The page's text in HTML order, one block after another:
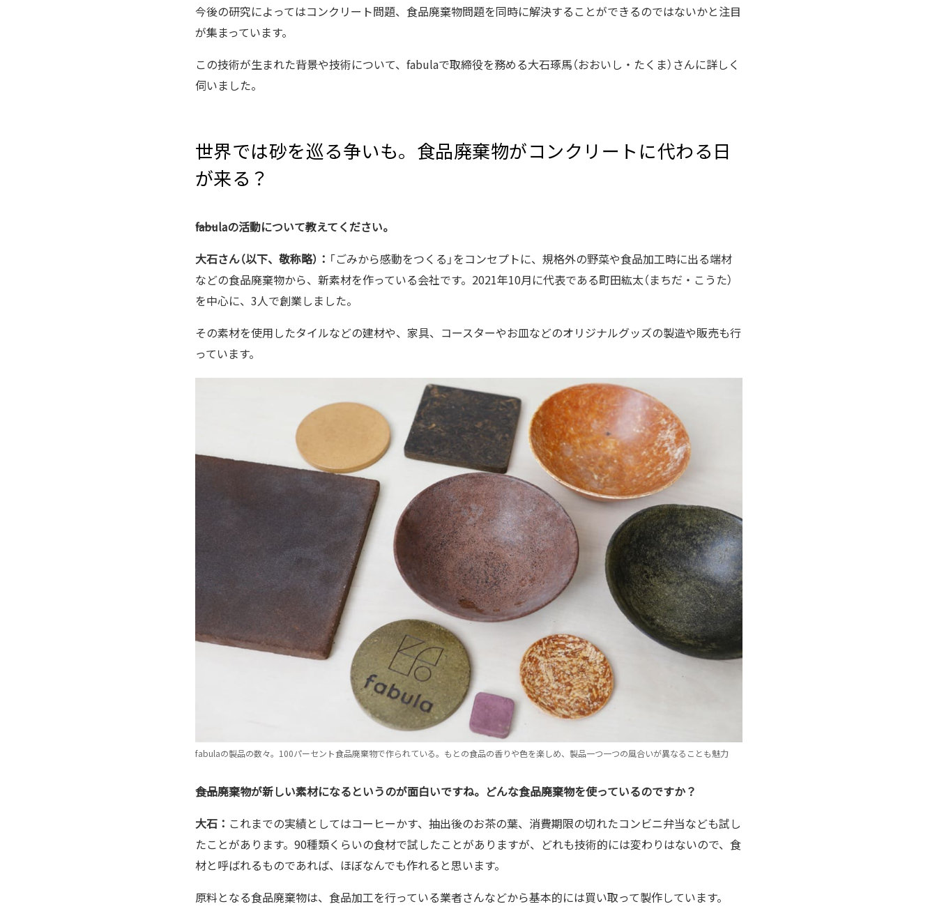
今後の研究によってはコンクリート問題、食品廃棄物問題を同時に解決することができるのではないかと注目
が集まっています。
この技術が生まれた背景や技術について、fabulaで取締役を務める大石琢馬（おおいし・たくま）さんに詳しく
伺いました。
世界では砂を巡る争いも。食品廃棄物がコンクリートに代わる日
が来る？
――fabulaの活動について教えてください。
大石さん（以下、敬称略）： 「ごみから感動をつくる」をコンセプトに、規格外の野菜や食品加工時に出る端材
などの食品廃棄物から、新素材を作っている会社です。2021年10月に代表である町田紘太（まちだ・こうた）
を中心に、3人で創業しました。
その素材を使用したタイルなどの建材や、家具、コースターやお皿などのオリジナルグッズの製造や販売も行
っています。
fabulaの製品の数々。100パーセント食品廃棄物で作られている。もとの食品の香りや色を楽しめ、製品一つ一つの風合いが異なることも魅力
――食品廃棄物が新しい素材になるというのが面白いですね。どんな食品廃棄物を使っているのですか？
大石： これまでの実績としてはコーヒーかす、抽出後のお茶の葉、消費期限の切れたコンビニ弁当なども試し
たことがあります。90種類くらいの食材で試したことがありますが、どれも技術的には変わりはないので、食
材と呼ばれるものであれば、ほぼなんでも作れると思います。
原料となる食品廃棄物は、食品加工を行っている業者さんなどから基本的には買い取って製作しています。